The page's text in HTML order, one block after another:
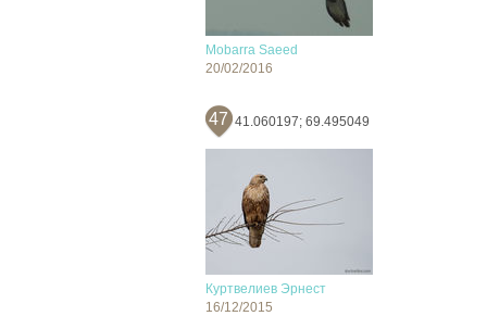
Mobarra Saeed
20/02/2016
47 41.060197; 69.495049
Куртвелиев Эрнест
16/12/2015